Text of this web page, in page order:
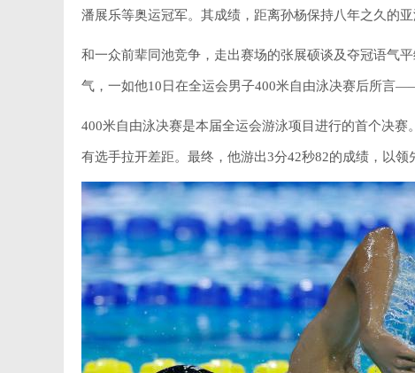
潘展乐等奥运冠军。其成绩，距离孙杨保持八年之久的亚
和一众前辈同池竞争，走出赛场的张展硕谈及夺冠语气
气，一如他10日在全运会男子400米自由泳决赛后所言
400米自由泳决赛是本届全运会游泳项目进行的首个决
有选手拉开差距。最终，他游出3分42秒82的成绩，以领